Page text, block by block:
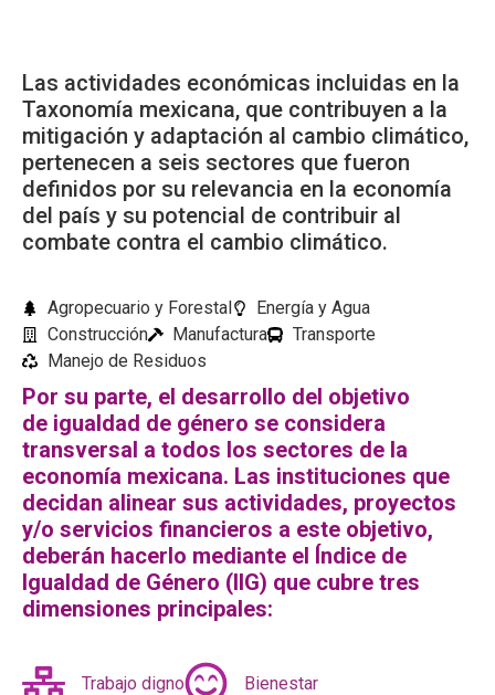
Las actividades económicas incluidas en la
Taxonomía mexicana, que contribuyen a la
mitigación y adaptación al cambio climático,
pertenecen a seis sectores que fueron
definidos por su relevancia en la economía
del país y su potencial de contribuir al
combate contra el cambio climático.
Agropecuario y Forestal
Energía y Agua
Construcción
Manufactura
Transporte
Manejo de Residuos
Por su parte, el desarrollo del objetivo
de igualdad de género se considera
transversal a todos los sectores de la
economía mexicana. Las instituciones que
decidan alinear sus actividades, proyectos
y/o servicios financieros a este objetivo,
deberán hacerlo mediante el Índice de
Igualdad de Género (IIG) que cubre tres
dimensiones principales:
Trabajo digno Bienestar